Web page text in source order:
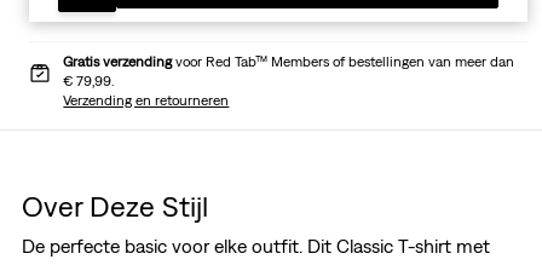
Gratis verzendingvoor Red Tab™ Members of bestellingen van meer dan
€ 79,99.
Verzending en retourneren
Over Deze Stijl
De perfecte basic voor elke outfit. Dit Classic T-shirt met